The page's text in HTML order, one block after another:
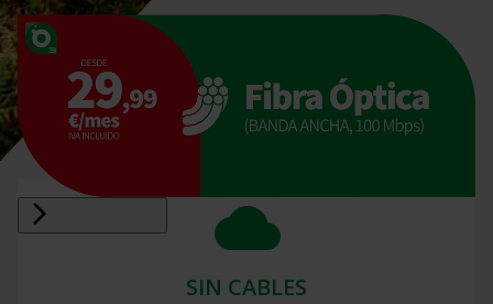
arrow_forward_ios_new cloud
SIN CABLES